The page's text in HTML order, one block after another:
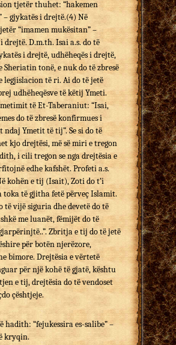
tjetër thuhet: “hakemen
– gjykatës i drejtë.(4) Në
“imamen mukësitan” –
drejtë. D.m.th. Isai a.s. do të
i drejtë, udhëheqës i drejtë,
Sheriatin tonë, e nuk do të zbresë
legjislacion të ri. Ai do të jetë
udhëheqësve të këtij Ymeti.
të Et-Taberaniut: “Isai,
do të zbresë konfirmues i
Ymetit të tij”. Se si do të
kjo drejtësi, më së miri e tregon
i cili tregon se nga drejtësia e
edhe kafshët. Profeti a.s.
kohën e tij (Isait), Zoti do t’i
toka të gjitha fetë përveç Islamit.
të vijë siguria dhe devetë do të
me luanët, fëmijët do të
Zbritja e tij do të jetë
për botën njerëzore,
bimore. Drejtësia e vërtetë
për një kohë të gjatë, kështu
e tij, drejtësia do të vendoset
çështjeje.
hadith: “fejukessira es-salibe” –
kryqin.